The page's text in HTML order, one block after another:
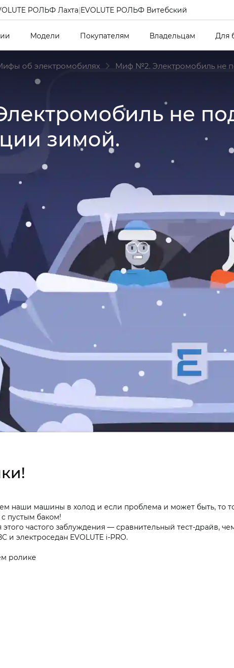
РОЛЬФ Лахта|EVOLUTE РОЛЬФ Витебский
Модели Покупателям Владельцам Для
об электромобилях Миф №2. Электромобиль не
не
зимой.
наши машины в холод и если проблема и может быть, то
пустым баком!
частого заблуждения — сравнительный тест-драйв,
электроседан EVOLUTE i‑PRO.
ролике